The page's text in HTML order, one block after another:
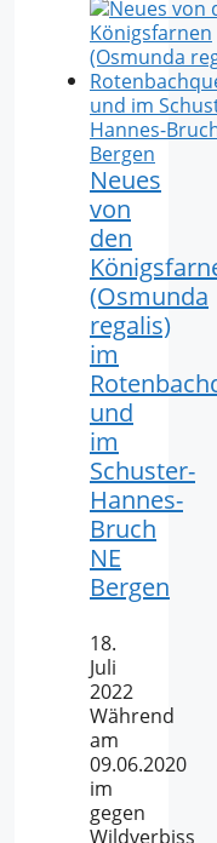
Neues
von
den
(Osmunda
regalis)
im
und
im
Schuster-
Hannes-
Bruch
NE
Bergen
18.
Juli
2022
Während
am
09.06.2020
im
gegen
Wildverbiss